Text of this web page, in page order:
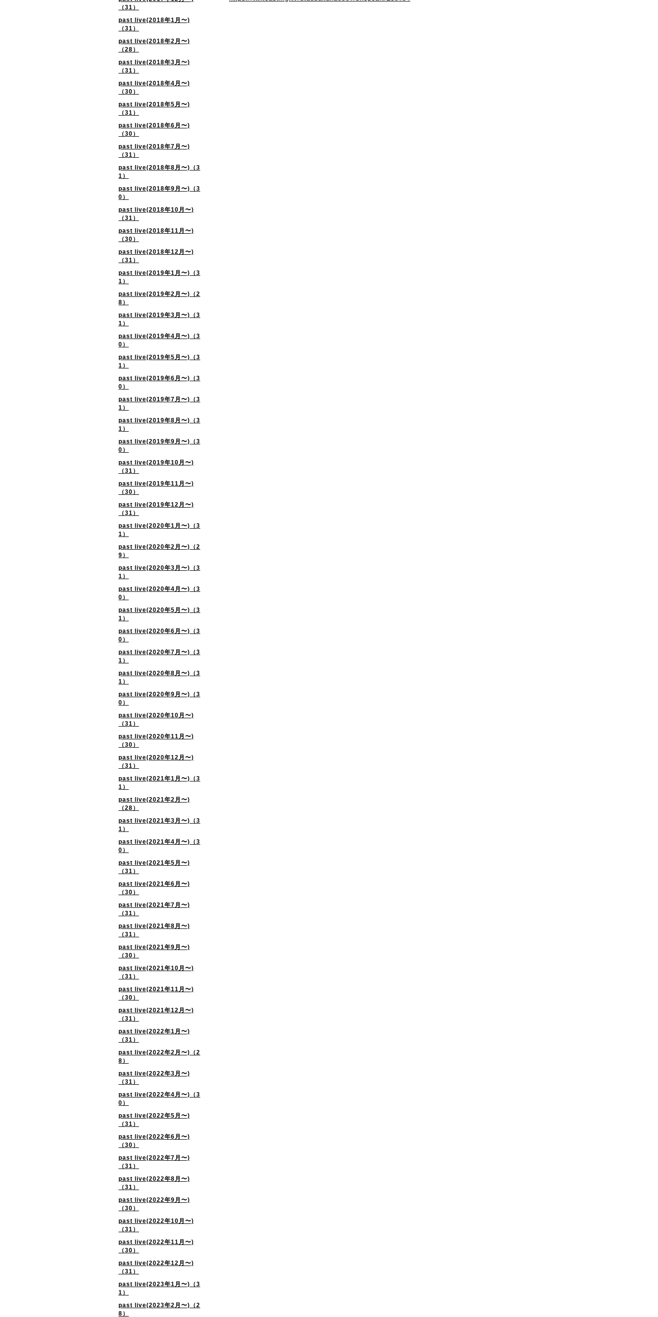
（31）
past live(2018年1月〜)
（31）
past live(2018年2月〜)
（28）
past live(2018年3月〜)
（31）
past live(2018年4月〜)
（30）
past live(2018年5月〜)
（31）
past live(2018年6月〜)
（30）
past live(2018年7月〜)
（31）
past live(2018年8月〜)（3
1）
past live(2018年9月〜)（3
0）
past live(2018年10月〜)
（31）
past live(2018年11月〜)
（30）
past live(2018年12月〜)
（31）
past live(2019年1月〜)（3
1）
past live(2019年2月〜)（2
8）
past live(2019年3月〜)（3
1）
past live(2019年4月〜)（3
0）
past live(2019年5月〜)（3
1）
past live(2019年6月〜)（3
0）
past live(2019年7月〜)（3
1）
past live(2019年8月〜)（3
1）
past live(2019年9月〜)（3
0）
past live(2019年10月〜)
（31）
past live(2019年11月〜)
（30）
past live(2019年12月〜)
（31）
past live(2020年1月〜)（3
1）
past live(2020年2月〜)（2
9）
past live(2020年3月〜)（3
1）
past live(2020年4月〜)（3
0）
past live(2020年5月〜)（3
1）
past live(2020年6月〜)（3
0）
past live(2020年7月〜)（3
1）
past live(2020年8月〜)（3
1）
past live(2020年9月〜)（3
0）
past live(2020年10月〜)
（31）
past live(2020年11月〜)
（30）
past live(2020年12月〜)
（31）
past live(2021年1月〜)（3
1）
past live(2021年2月〜)
（28）
past live(2021年3月〜)（3
1）
past live(2021年4月〜)（3
0）
past live(2021年5月〜)
（31）
past live(2021年6月〜)
（30）
past live(2021年7月〜)
（31）
past live(2021年8月〜)
（31）
past live(2021年9月〜)
（30）
past live(2021年10月〜)
（31）
past live(2021年11月〜)
（30）
past live(2021年12月〜)
（31）
past live(2022年1月〜)
（31）
past live(2022年2月〜)（2
8）
past live(2022年3月〜)
（31）
past live(2022年4月〜)（3
0）
past live(2022年5月〜)
（31）
past live(2022年6月〜)
（30）
past live(2022年7月〜)
（31）
past live(2022年8月〜)
（31）
past live(2022年9月〜)
（30）
past live(2022年10月〜)
（31）
past live(2022年11月〜)
（30）
past live(2022年12月〜)
（31）
past live(2023年1月〜)（3
1）
past live(2023年2月〜)（2
8）